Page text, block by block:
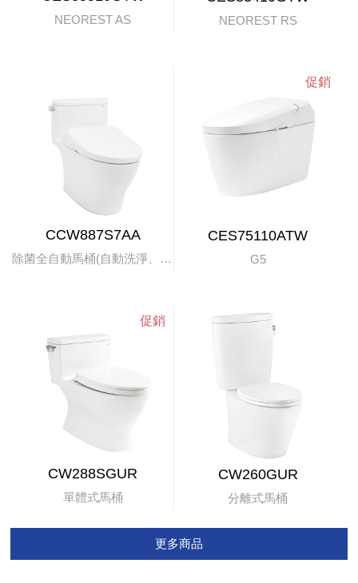
NEOREST AS NEOREST RS
CCW887S7AA
除菌全自動馬桶(自動洗淨、掀蓋)
CES75110ATW
G5
CW288SGUR
單體式馬桶
CW260GUR
分離式馬桶
更多商品